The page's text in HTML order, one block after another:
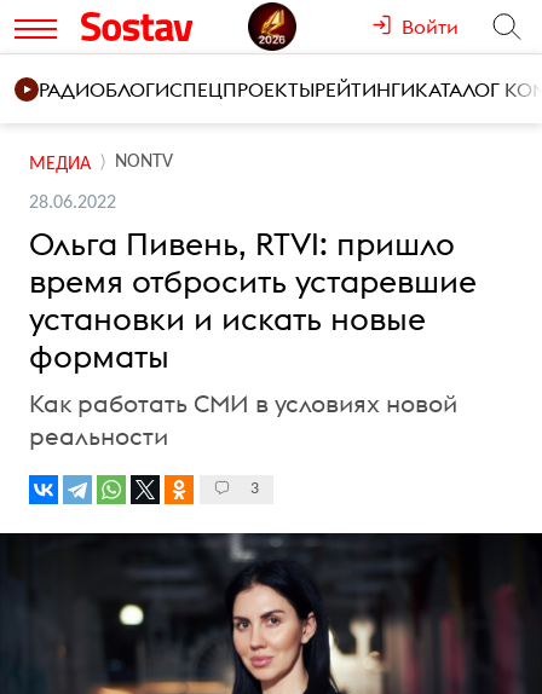
Войти
РАДИОБЛОГИСПЕЦПРОЕКТЫРЕЙТИНГИКАТАЛОГ
МЕДИА NONTV
28.06.2022
Ольга Пивень, RTVI: пришло
время отбросить устаревшие
установки и искать новые
форматы
Как работать СМИ в условиях новой
реальности
3